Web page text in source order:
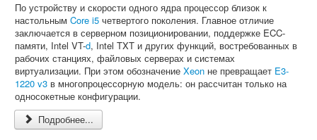
По устройству и скорости одного ядра процессор близок к
настольным Core i5 четвертого поколения. Главное отличие
заключается в серверном позиционировании, поддержке ECC-
памяти, Intel VT-d, Intel TXT и других функций, востребованных в
рабочих станциях, файловых серверах и системах
виртуализации. При этом обозначение Xeon не превращает E3-
1220 v3 в многопроцессорную модель: он рассчитан только на
односокетные конфигурации.
Подробнее...